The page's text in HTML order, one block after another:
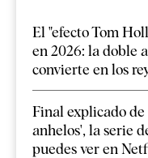
El "efecto Tom
en 2026: la doble
convierte en los
Final explicado de
anhelos', la serie
puedes ver en